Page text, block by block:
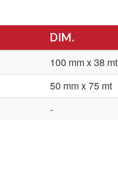
DIM.
100 mm x 38 mt
50 mm x 75 mt
-